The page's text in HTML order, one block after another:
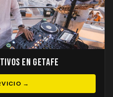
en Getafe
→